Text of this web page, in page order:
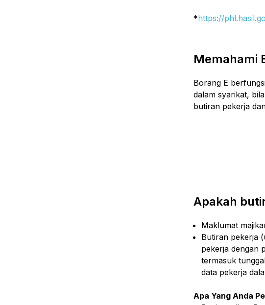
*https://
Memahami
Borang E
dalam syarikat,
butiran pekerja
Apakah
Maklumat
Butiran pekerja
pekerja dengan
termasuk
data pekerja
Apa Yang Anda